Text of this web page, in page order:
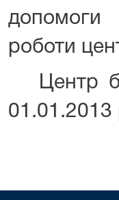
допомоги
роботи
Центр
01.01.2013